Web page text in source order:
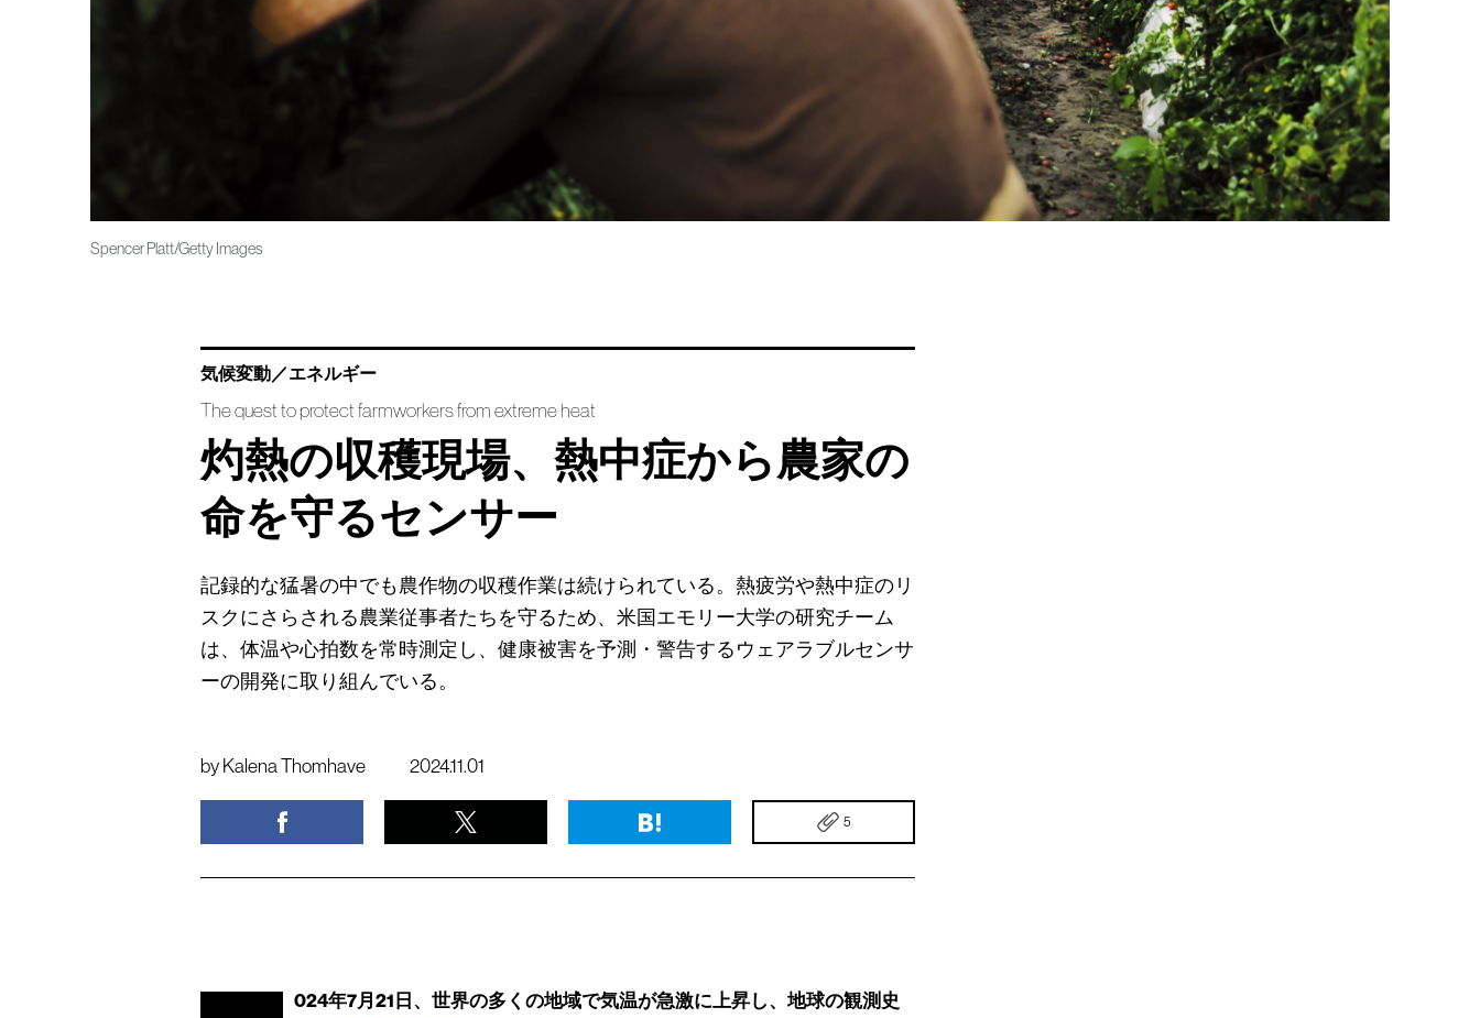
Spencer Platt/Getty Images
気候変動／エネルギー
The quest to protect farmworkers from extreme heat
灼熱の収穫現場、熱中症から農家の
命を守るセンサー
記録的な猛暑の中でも農作物の収穫作業は続けられている。熱疲労や熱中症のリ
スクにさらされる農業従事者たちを守るため、米国エモリー大学の研究チーム
は、体温や心拍数を常時測定し、健康被害を予測・警告するウェアラブルセンサ
ーの開発に取り組んでいる。
by Kalena Thomhave 2024.11.01
5
024年7月21日、世界の多くの地域で気温が急激に上昇し、地球の観測史